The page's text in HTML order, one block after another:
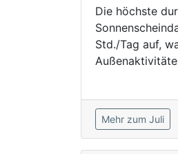
Die höchste
Std./Tag auf,
Mehr zum Juli